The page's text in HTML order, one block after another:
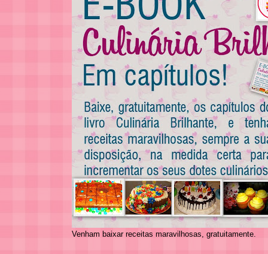
Venham baixar receitas maravilhosas, gratuitamente.